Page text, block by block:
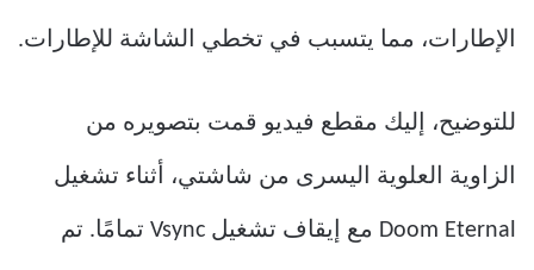
الإطارات، مما يتسبب في تخطي الشاشة للإطارات.
للتوضيح، إليك مقطع فيديو قمت بتصويره من
الزاوية العلوية اليسرى من شاشتي، أثناء تشغيل
Doom Eternal مع إيقاف تشغيل Vsync تمامًا. تم